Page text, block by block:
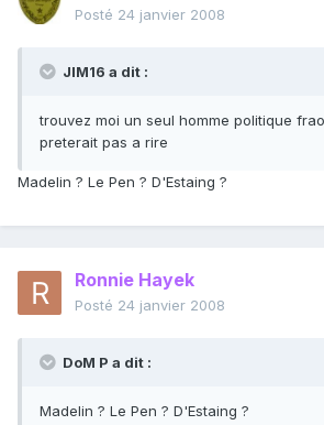
Posté 24 janvier 2008
JIM16 a dit :
trouvez moi un seul homme politique
preterait pas a rire
Madelin ? Le Pen ? D'Estaing ?
Ronnie Hayek
Posté 24 janvier 2008
DoM P a dit :
Madelin ? Le Pen ? D'Estaing ?